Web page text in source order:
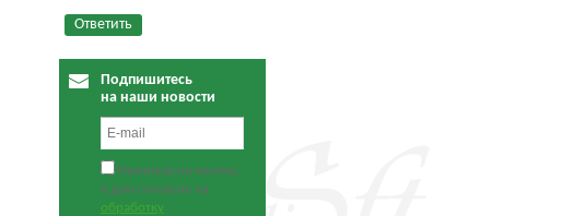
Подпишитесь
на наши новости
Нажимая на кнопку,
я даю согласие на
обработку